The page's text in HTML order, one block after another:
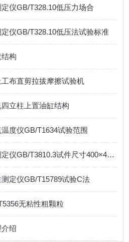
仪GB/T328.10低压力场合
仪GB/T328.10低压法试验标准
构
布直剪拉拔摩擦试验机
立柱上置油缸结构
度仪GB/T1634试验范围
数显式陶瓷砖吸水率测定仪GB/T3810.3试件尺寸400×400mm
定仪GB/T15789试验C法
无粘性粗颗粒
绍